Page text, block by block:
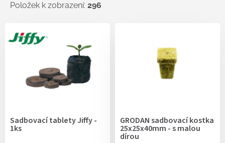
Položek k zobrazení: 296
ý
Sadbovací tablety Jiffy -
1ks
GRODAN sadbovací kostka
25x25x40mm - s malou
dírou